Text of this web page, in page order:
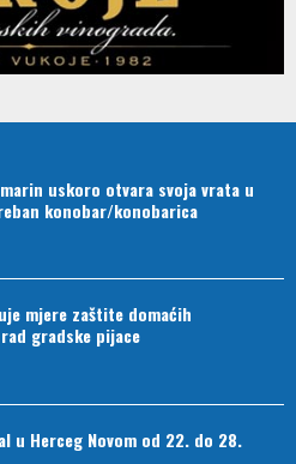
uskoro otvara svoja vrata u
konobar/konobarica
mjere zaštite domaćih
gradske pijace
u Herceg Novom od 22. do 28.